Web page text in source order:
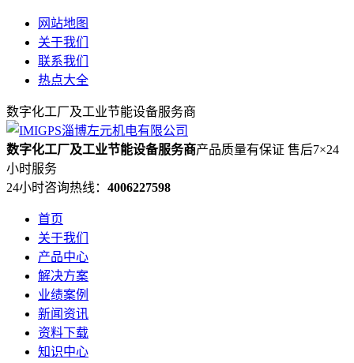
网站地图
关于我们
联系我们
热点大全
数字化工厂及工业节能设备服务商
数字化工厂及工业节能设备服务商产品质量有保证 售后7×24
小时服务
24小时咨询热线： 4006227598
首页
关于我们
产品中心
解决方案
业绩案例
新闻资讯
资料下载
知识中心